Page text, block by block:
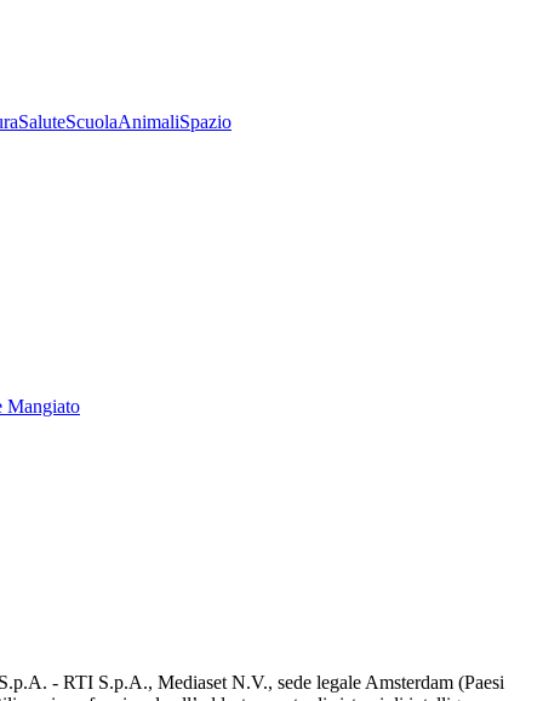
SaluteScuolaAnimaliSpazio
Mangiato
- RTI S.p.A., Mediaset N.V., sede legale Amsterdam (Paesi